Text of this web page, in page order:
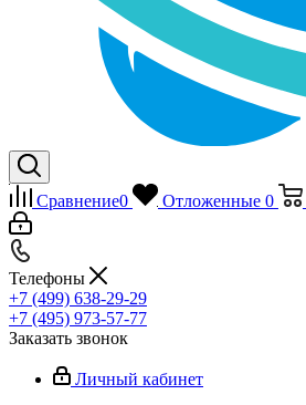
Сравнение0 Отложенные 0
Телефоны
+7 (499) 638-29-29
+7 (495) 973-57-77
Заказать звонок
Личный кабинет